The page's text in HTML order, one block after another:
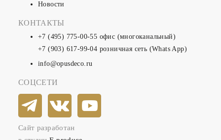
Новости
КОНТАКТЫ
+7 (495) 775-00-55 офис (многоканальный)
+7 (903) 617-99-04 розничная сеть (Whats App)
info@opusdeco.ru
СОЦСЕТИ
Сайт разработан